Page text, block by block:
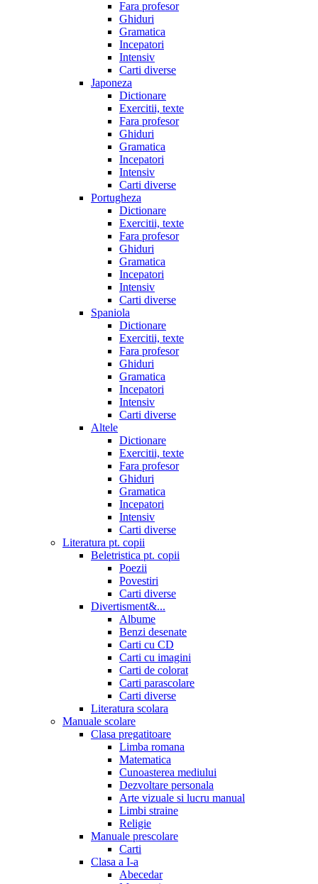
Fara profesor
Ghiduri
Gramatica
Incepatori
Intensiv
Carti diverse
Japoneza
Dictionare
Exercitii, texte
Fara profesor
Ghiduri
Gramatica
Incepatori
Intensiv
Carti diverse
Portugheza
Dictionare
Exercitii, texte
Fara profesor
Ghiduri
Gramatica
Incepatori
Intensiv
Carti diverse
Spaniola
Dictionare
Exercitii, texte
Fara profesor
Ghiduri
Gramatica
Incepatori
Intensiv
Carti diverse
Altele
Dictionare
Exercitii, texte
Fara profesor
Ghiduri
Gramatica
Incepatori
Intensiv
Carti diverse
Literatura pt. copii
Beletristica pt. copii
Poezii
Povestiri
Carti diverse
Divertisment&...
Albume
Benzi desenate
Carti cu CD
Carti cu imagini
Carti de colorat
Carti parascolare
Carti diverse
Literatura scolara
Manuale scolare
Clasa pregatitoare
Limba romana
Matematica
Cunoasterea mediului
Dezvoltare personala
Arte vizuale si lucru manual
Limbi straine
Religie
Manuale prescolare
Carti
Clasa a I-a
Abecedar